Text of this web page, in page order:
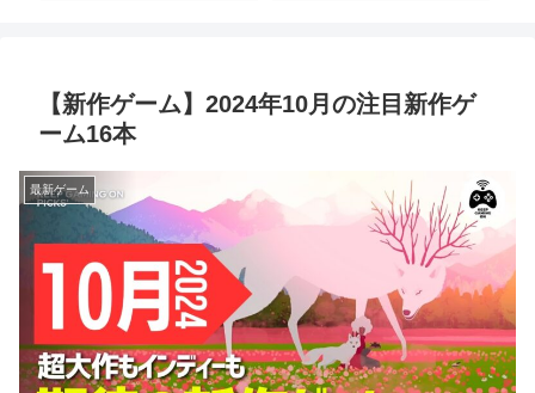
【新作ゲーム】2024年10月の注目新作ゲ
ーム16本
最新ゲーム